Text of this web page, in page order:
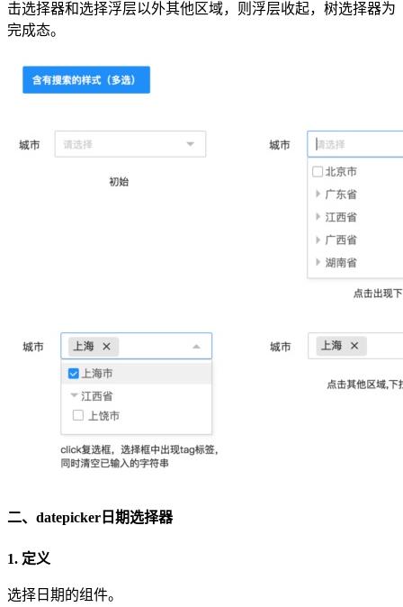
击选择器和选择浮层以外其他区域，则浮层收起，树选择器为
完成态。
二、datepicker日期选择器
1. 定义
选择日期的组件。